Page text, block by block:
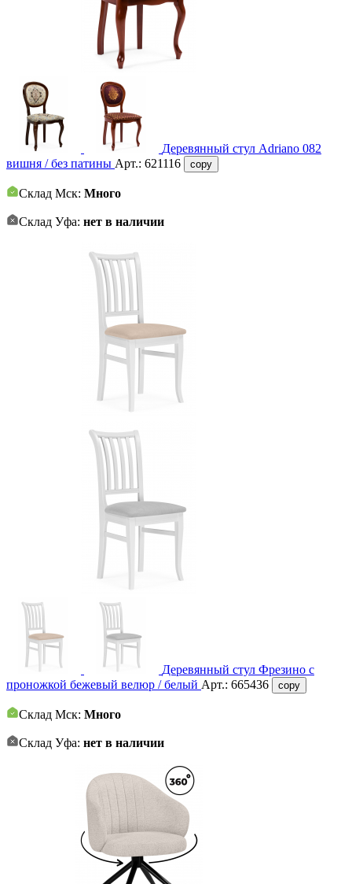
Деревянный стул Adriano 082
вишня / без патины Арт.: 621116 copy
Склад Мск: Много
Склад Уфа: нет в наличии
Деревянный стул Фрезино с
проножкой бежевый велюр / белый Арт.: 665436 copy
Склад Мск: Много
Склад Уфа: нет в наличии